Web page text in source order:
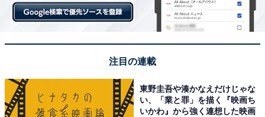
注目の連載
東野圭吾や湊かなえだけじゃな
い、「業と罪」を描く『映画ち
いかわ』から強く連想した映画